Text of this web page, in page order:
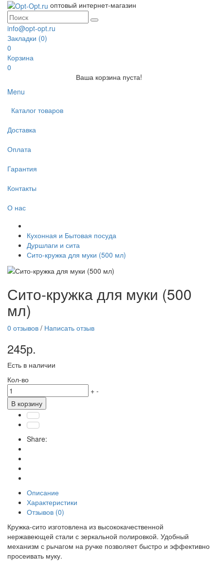
оптовый интернет-магазин
info@opt-opt.ru
Закладки (0)
0
Корзина
0
Ваша корзина пуста!
Menu
Каталог товаров
Доставка
Оплата
Гарантия
Контакты
О нас
Кухонная и Бытовая посуда
Дуршлаги и сита
Сито-кружка для муки (500 мл)
Сито-кружка для муки (500
мл)
0 отзывов / Написать отзыв
245р.
Есть в наличии
Кол-во
+ -
В корзину
Share:
Описание
Характеристики
Отзывов (0)
Кружка-сито изготовлена из высококачественной
нержавеющей стали с зеркальной полировкой. Удобный
механизм с рычагом на ручке позволяет быстро и эффективно
просеивать муку.